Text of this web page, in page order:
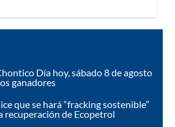
Día hoy, sábado 8 de agosto
ganadores
que se hará “fracking sostenible”
recuperación de Ecopetrol